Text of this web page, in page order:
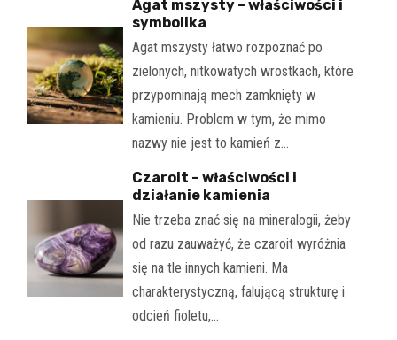
Agat mszysty – właściwości i
symbolika
Agat mszysty łatwo rozpoznać po
zielonych, nitkowatych wrostkach, które
przypominają mech zamknięty w
kamieniu. Problem w tym, że mimo
nazwy nie jest to kamień z…
Czaroit – właściwości i
działanie kamienia
Nie trzeba znać się na mineralogii, żeby
od razu zauważyć, że czaroit wyróżnia
się na tle innych kamieni. Ma
charakterystyczną, falującą strukturę i
odcień fioletu,…